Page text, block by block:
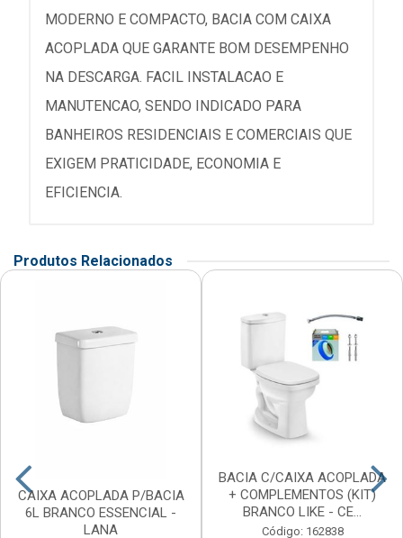
MODERNO E COMPACTO, BACIA COM CAIXA
ACOPLADA QUE GARANTE BOM DESEMPENHO
NA DESCARGA. FACIL INSTALACAO E
MANUTENCAO, SENDO INDICADO PARA
BANHEIROS RESIDENCIAIS E COMERCIAIS QUE
EXIGEM PRATICIDADE, ECONOMIA E
EFICIENCIA.
Produtos Relacionados
CAIXA ACOPLADA P/BACIA
6L BRANCO ESSENCIAL -
LANA
BACIA C/CAIXA ACOPLADA
+ COMPLEMENTOS (KIT)
BRANCO LIKE - CE...
Código: 162838